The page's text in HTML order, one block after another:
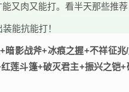
又肉又能打。看半天那些推
暗影战斧+冰痕之握+不祥征兆
莲斗篷+破灭君主+振兴之铠+